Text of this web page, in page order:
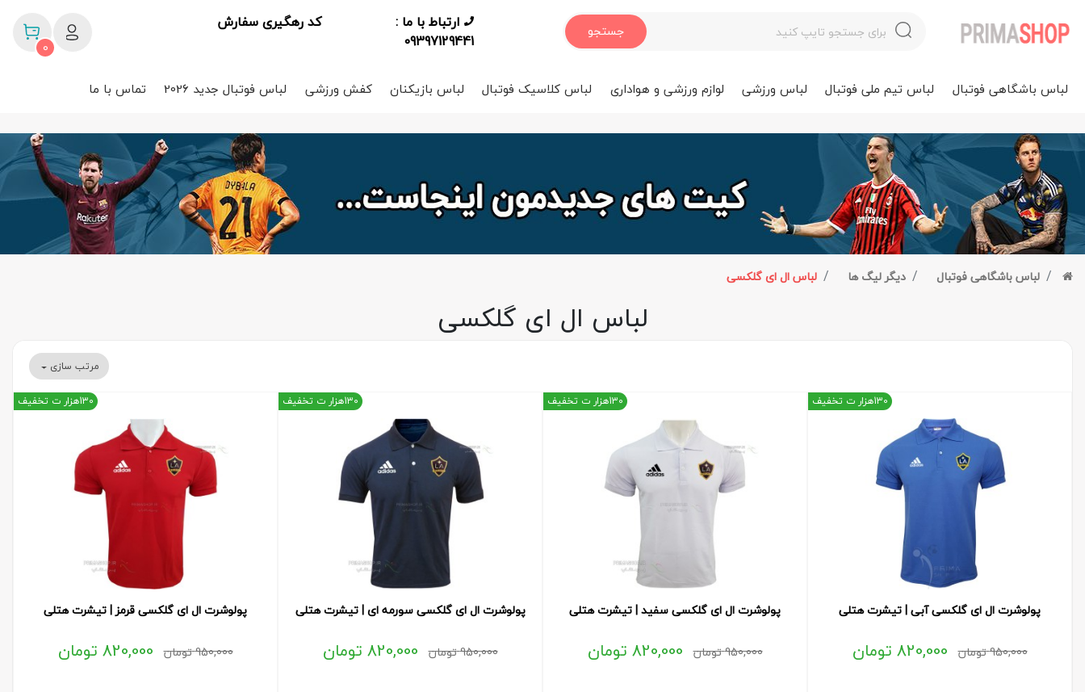
جستجو
ارتباط با ما :
09397129441
کد رهگیری سفارش
0
لباس باشگاهی فوتبال لباس تیم ملی فوتبال لباس ورزشی لوازم ورزشی و هواداری لباس کلاسیک فوتبال لباس بازیکنان کفش ورزشی لباس فوتبال جدید 2026 تماس با ما
لباس باشگاهی فوتبال دیگر لیگ ها لباس ال ای گلکسی
لباس ال ای گلکسی
مرتب سازی
پولوشرت ال ای گلکسی آبی | تیشرت هتلی
950,000تومان تومان
130هزار ت تخفیف
پولوشرت ال ای گلکسی سفید | تیشرت هتلی
950,000تومان تومان
130هزار ت تخفیف
پولوشرت ال ای گلکسی سورمه ای | تیشرت هتلی
950,000تومان تومان
130هزار ت تخفیف
پولوشرت ال ای گلکسی قرمز | تیشرت هتلی
950,000تومان تومان
130هزار ت تخفیف